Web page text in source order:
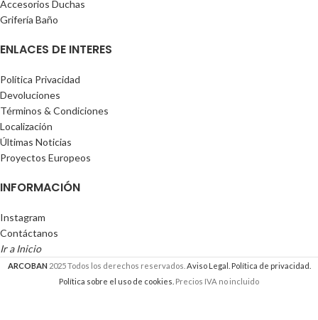
Accesorios Duchas
Grifería Baño
ENLACES DE INTERES
Política Privacidad
Devoluciones
Términos & Condiciones
Localización
Últimas Noticias
Proyectos Europeos
INFORMACIÓN
Instagram
Contáctanos
Ir a Inicio
ARCOBAN 2025 Todos los derechos reservados. Aviso Legal. Política de privacidad.
Política sobre el uso de cookies. Precios IVA no incluido